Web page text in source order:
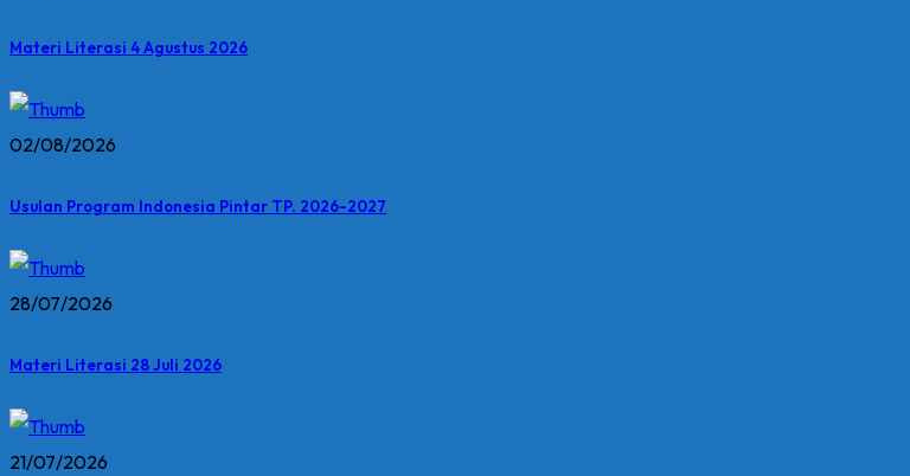
Materi Literasi 4 Agustus 2026
02/08/2026
Usulan Program Indonesia Pintar TP. 2026-2027
28/07/2026
Materi Literasi 28 Juli 2026
21/07/2026